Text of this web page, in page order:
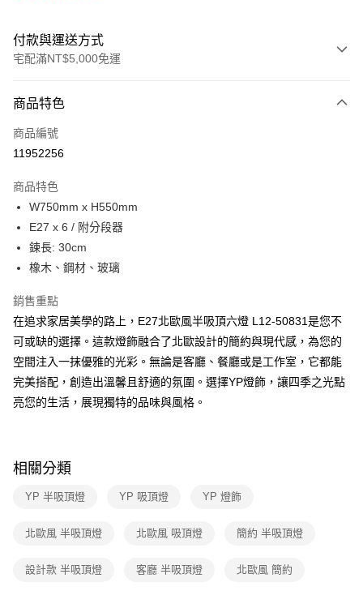
付款與運送方式
宅配滿NT$5,000免運
信用卡一次付款
LINE Pay
街口支付
悠遊付
Google Pay
全盈+PAY
AFTEE先享後付
相關說明
【關於「AFTEE先享後付」】
AFTEE先享後付是「在收到商品之後才付款」的支付方式。 讓您購物簡單
便利好安心！
１．簡單：不需註冊會員、不需綁卡、不需儲值。
【「AFTEE先享後付」結帳流程】
１．於結帳方式選擇「AFTEE先享後付」後，將跳轉至「AFTEE先享後付」
結帳頁面，進行簡訊認證並確認金額後，即可完成結帳。
ATM／網路銀行／等多元方式進行付款，方視為交易完成。
購買商品的店家。未經商家同意取消之訂單仍視為有效，需透過AFTEE先享
每筆NT$180，滿NT$5,000(含以上)免運費
商品特色
商品編號
11952256
商品特色
W750mm x H550mm
E27 x 6 / 附分段器
鍊長: 30cm
橡木、鋼材、玻璃
銷售重點
在追求家居美學的路上，E27北歐風半吸頂六燈 L12-50831是您不
可或缺的選擇。這款燈飾融合了北歐設計的簡約與現代感，為您的
空間注入一抹優雅的光彩。無論是客廳、餐廳或是工作室，它都能
完美搭配，創造出溫馨且舒適的氛圍。選擇YP燈飾，讓四季之光點
亮您的生活，展現獨特的品味與風格。
相關分類
YP 半吸頂燈 YP 吸頂燈 YP 燈飾
北歐風 半吸頂燈 北歐風 吸頂燈 簡約 半吸頂燈
設計款 半吸頂燈 客廳 半吸頂燈 北歐風 簡約